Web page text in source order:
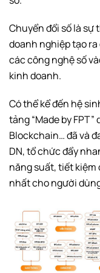
Chuyển đổi số là sự
doanh nghiệp tạo
các công nghệ số
kinh doanh.
Có thể kể đến hệ
tảng “Made by
Blockchain… đã và
DN, tổ chức đẩy
năng suất, tiết kiệm
nhất cho người